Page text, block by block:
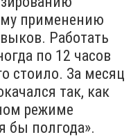
применению
Работать
по 12 часов
стоило. За месяц
так, как
режиме
бы полгода».